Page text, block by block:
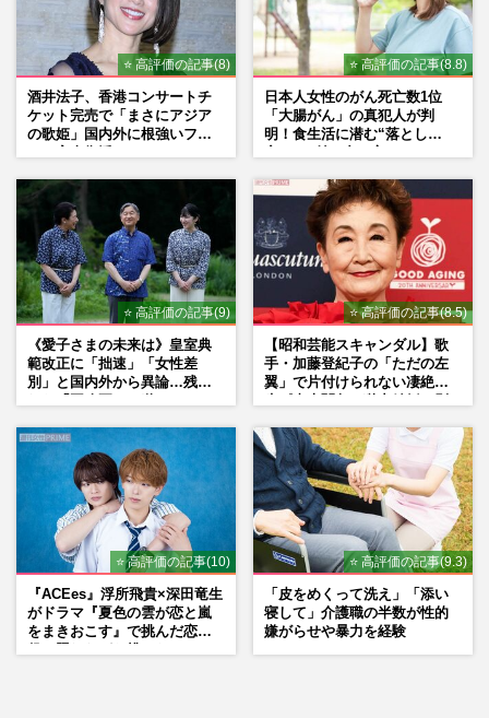
⭐ 高評価の記事(8)
酒井法子、香港コンサートチ
ケット完売で「まさにアジア
の歌姫」国内外に根強いファ
⭐ 高評価の記事(8.8)
日本人女性のがん死亡数1位
「大腸がん」の真犯人が判
明！食生活に潜む“落とし
⭐ 高評価の記事(9)
《愛子さまの未来は》皇室典
範改正に「拙速」「女性差
別」と国内外から異論…残さ
⭐ 高評価の記事(8.5)
【昭和芸能スキャンダル】歌
手・加藤登紀子の「ただの左
翼」で片付けられない凄絶半
⭐ 高評価の記事(10)
『ACEes』浮所飛貴×深田竜生
がドラマ『夏色の雲が恋と嵐
をまきおこす』で挑んだ恋人
⭐ 高評価の記事(9.3)
「皮をめくって洗え」「添い
寝して」介護職の半数が性的
嫌がらせや暴力を経験